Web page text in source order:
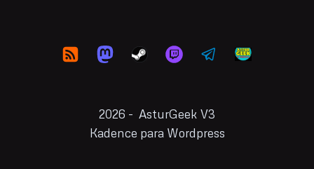
2026 - AsturGeek V3
Kadence para Wordpress